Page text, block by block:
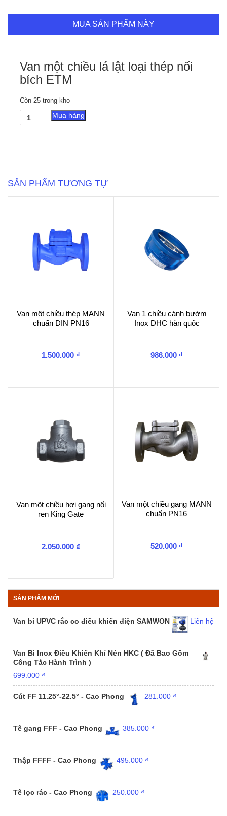
MUA SẢN PHẨM NÀY
Van một chiều lá lật loại thép nối
bích ETM
Còn 25 trong kho
Van
một
bích
ETM
Mua hàng
SẢN PHẨM TƯƠNG TỰ
Van một chiều thép MANN
chuẩn DIN PN16
1.500.000 ₫
Van 1 chiều cánh bướm
Inox DHC hàn quốc
986.000 ₫
Van một chiều hơi gang nối
ren King Gate
2.050.000 ₫
Van một chiều gang MANN
chuẩn PN16
520.000 ₫
SẢN PHẨM MỚI
Van bi UPVC rắc co điều khiển điện SAMWON Liên hệ
Van Bi Inox Điều Khiển Khí Nén HKC ( Đã Bao Gồm
Công Tắc Hành Trình )
699.000 ₫
Cút FF 11.25°-22.5° - Cao Phong 281.000 ₫
Tê gang FFF - Cao Phong 385.000 ₫
Thập FFFF - Cao Phong 495.000 ₫
Tê lọc rác - Cao Phong 250.000 ₫